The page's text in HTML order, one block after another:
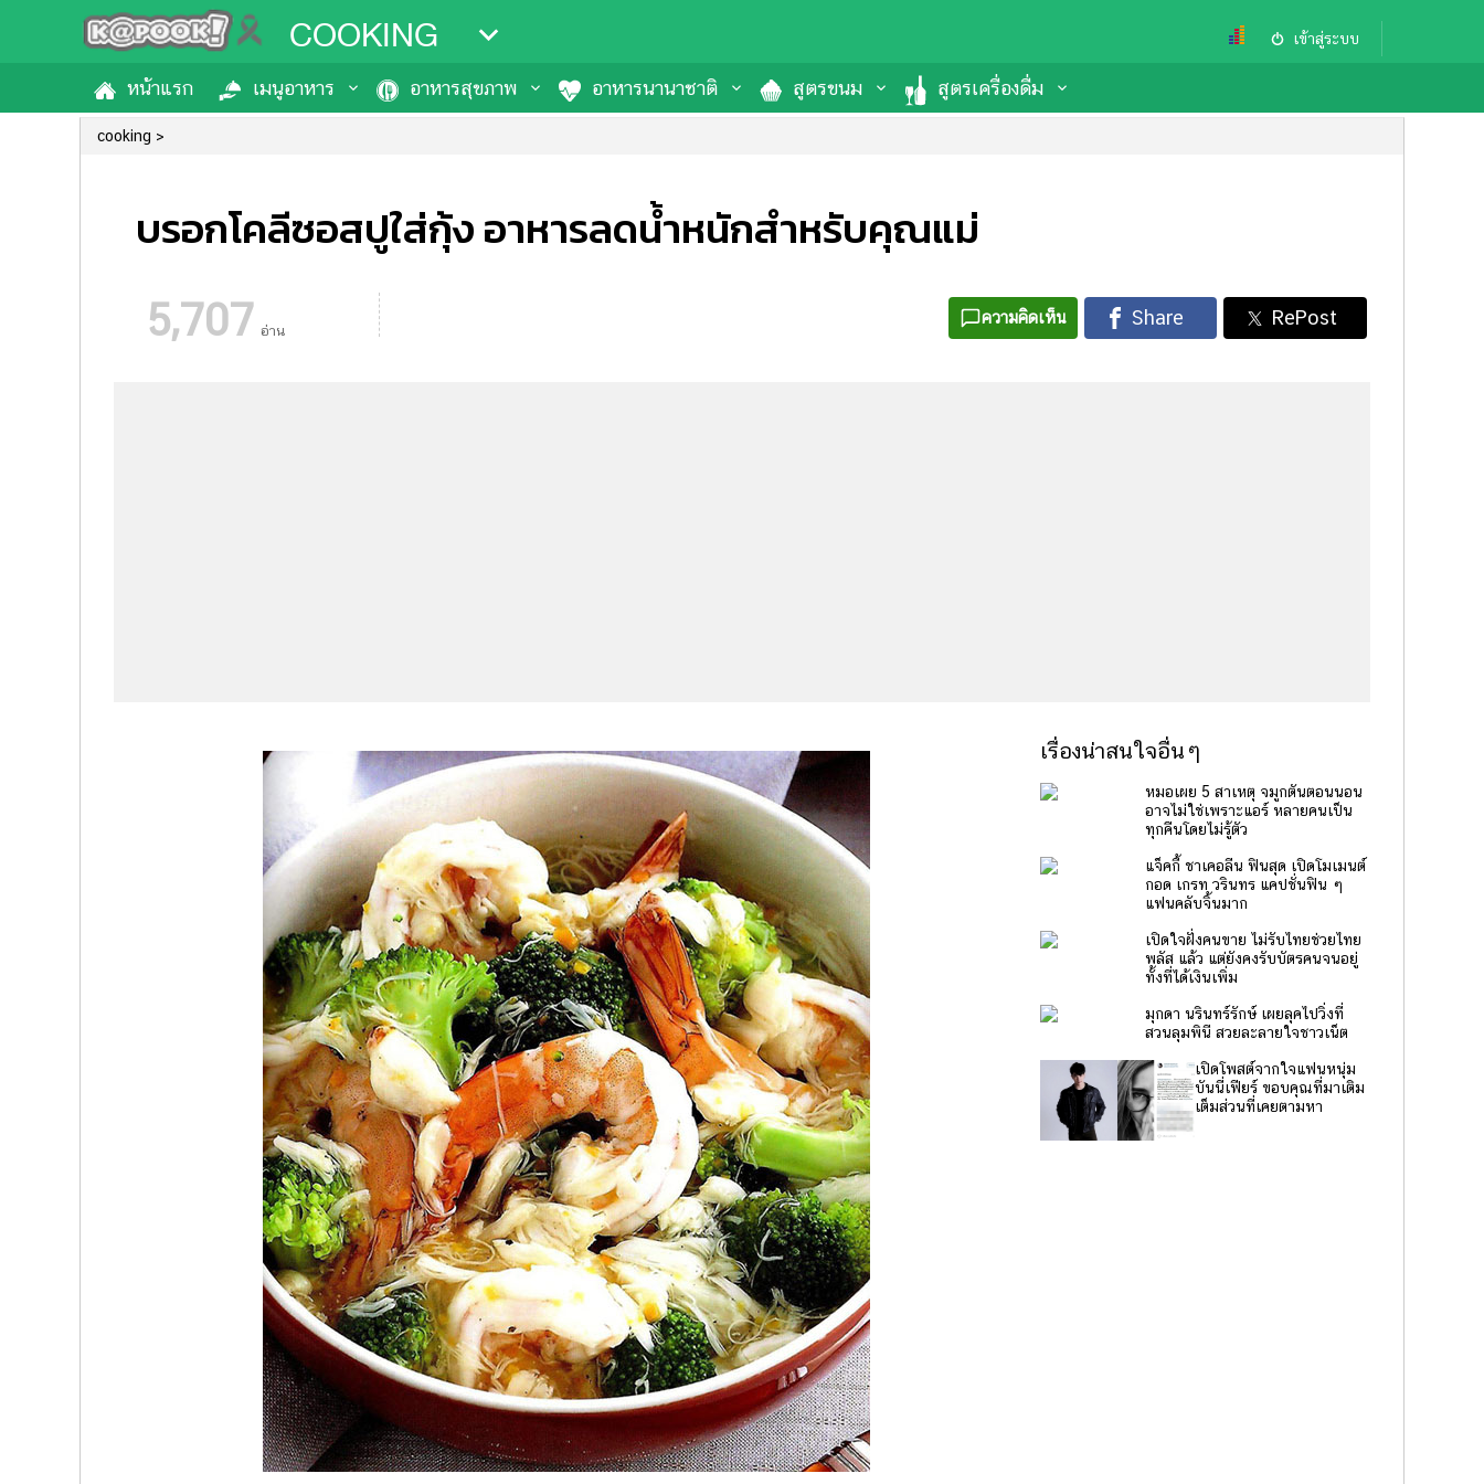
COOKING เข้าสู่ระบบ
หน้าแรก เมนูอาหาร อาหารสุขภาพ อาหารนานาชาติ สูตรขนม สูตรเครื่องดื่ม
cooking
บรอกโคลีซอสปูใส่กุ้ง อาหารลดน้ำหนักสำหรับคุณแม่
5,707 อ่าน
ความคิดเห็น
เรื่องน่าสนใจอื่นๆ
หมอเผย 5 สาเหตุ จมูกตันตอนนอน
อาจไม่ใช่เพราะแอร์ หลายคนเป็น
ทุกคืนโดยไม่รู้ตัว
แจ็คกี้ ชาเคอลีน ฟินสุด เปิดโมเมนต์
กอด เกรท วรินทร แคปชั่นฟิน ๆ
แฟนคลับจิ้นมาก
เปิดใจฝั่งคนขาย ไม่รับไทยช่วยไทย
พลัส แล้ว แต่ยังคงรับบัตรคนจนอยู่
ทั้งที่ได้เงินเพิ่ม
มุกดา นรินทร์รักษ์ เผยลุคไปวิ่งที่
สวนลุมพินี สวยละลายใจชาวเน็ต
เปิดโพสต์จากใจแฟนหนุ่ม
บันนี่เฟียร์ ขอบคุณที่มาเติม
เต็มส่วนที่เคยตามหา